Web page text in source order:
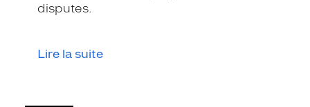
disputes.
Lire la suite